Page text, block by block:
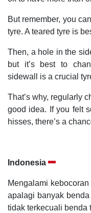
But remember, you
tyre. A teared tyre is
Then, a hole in the
but it’s best to
sidewall is a crucial
That’s why, regularly
good idea. If you felt
hisses, there’s a
Indonesia
Mengalami
apalagi banyak
tidak terkecuali benda